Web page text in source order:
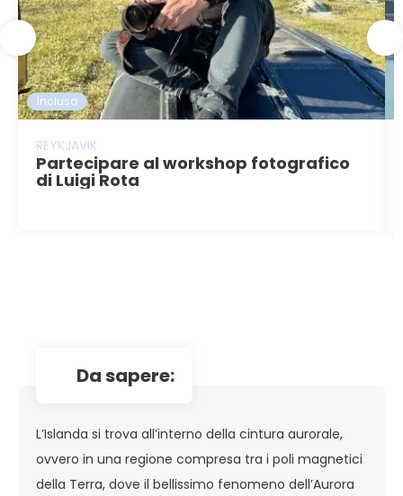
Incluso
REYKJAVIK
Partecipare al workshop fotografico
di Luigi Rota
da sapere:
L’Islanda si trova all’interno della cintura aurorale,
ovvero in una regione compresa tra i poli magnetici
della Terra, dove il bellissimo fenomeno dell’Aurora